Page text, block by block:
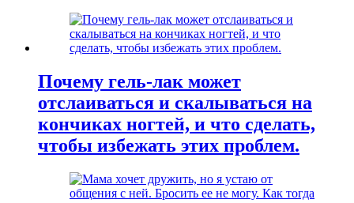
Почему гель-лак может
отслаиваться и скалываться на
кончиках ногтей, и что сделать,
чтобы избежать этих проблем.